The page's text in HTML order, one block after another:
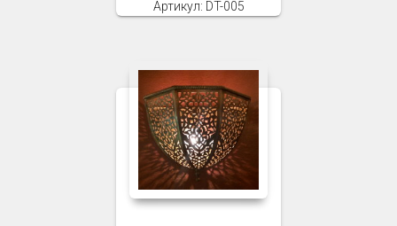
Артикул: DT-005